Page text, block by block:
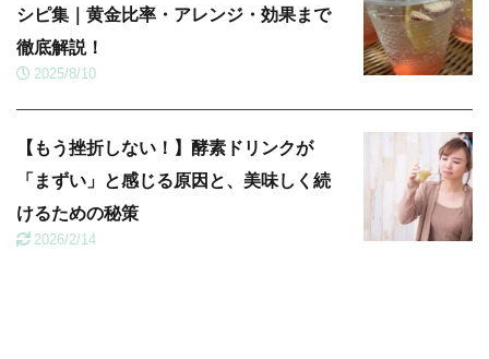
シピ集｜黄金比率・アレンジ・効果まで
徹底解説！
2025/8/10
【もう挫折しない！】酵素ドリンクが
「まずい」と感じる原因と、美味しく続
けるための秘策
2026/2/14